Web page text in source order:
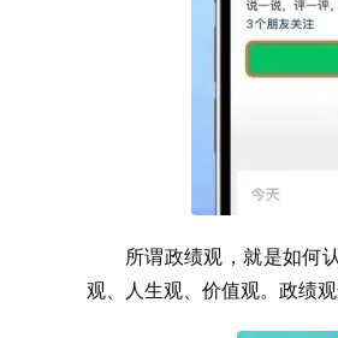
所谓政绩观，就是如何
观、人生观、价值观。政绩